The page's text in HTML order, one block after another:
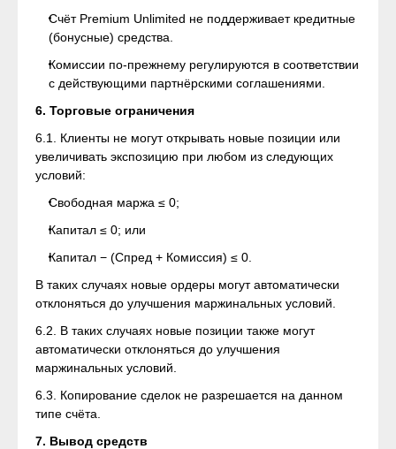
Счёт Premium Unlimited не поддерживает кредитные
(бонусные) средства.
Комиссии по-прежнему регулируются в соответствии
с действующими партнёрскими соглашениями.
6. Торговые ограничения
6.1. Клиенты не могут открывать новые позиции или
увеличивать экспозицию при любом из следующих
условий:
Свободная маржа ≤ 0;
Капитал ≤ 0; или
Капитал − (Спред + Комиссия) ≤ 0.
В таких случаях новые ордеры могут автоматически
отклоняться до улучшения маржинальных условий.
6.2. В таких случаях новые позиции также могут
автоматически отклоняться до улучшения
маржинальных условий.
6.3. Копирование сделок не разрешается на данном
типе счёта.
7. Вывод средств